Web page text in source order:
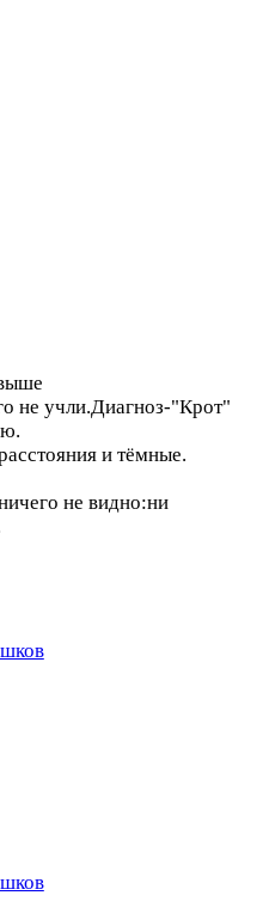
не учли.Диагноз-"Крот"
и тёмные.
не видно:ни